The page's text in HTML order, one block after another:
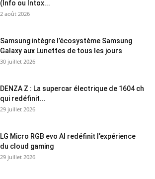
(Info ou Intox...
2 août 2026
Samsung intègre l’écosystème Samsung
Galaxy aux Lunettes de tous les jours
30 juillet 2026
DENZA Z : La supercar électrique de 1604 ch
qui redéfinit...
29 juillet 2026
LG Micro RGB evo AI redéfinit l’expérience
du cloud gaming
29 juillet 2026